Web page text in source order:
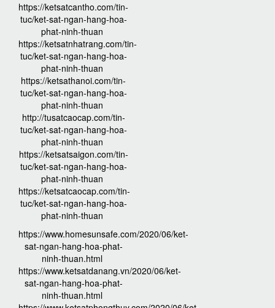
https://ketsatcantho.com/tin-
tuc/ket-sat-ngan-hang-hoa-
phat-ninh-thuan
https://ketsatnhatrang.com/tin-
tuc/ket-sat-ngan-hang-hoa-
phat-ninh-thuan
https://ketsathanoi.com/tin-
tuc/ket-sat-ngan-hang-hoa-
phat-ninh-thuan
http://tusatcaocap.com/tin-
tuc/ket-sat-ngan-hang-hoa-
phat-ninh-thuan
https://ketsatsaigon.com/tin-
tuc/ket-sat-ngan-hang-hoa-
phat-ninh-thuan
https://ketsatcaocap.com/tin-
tuc/ket-sat-ngan-hang-hoa-
phat-ninh-thuan
https://www.homesunsafe.com/2020/06/ket-
sat-ngan-hang-hoa-phat-
ninh-thuan.html
https://www.ketsatdanang.vn/2020/06/ket-
sat-ngan-hang-hoa-phat-
ninh-thuan.html